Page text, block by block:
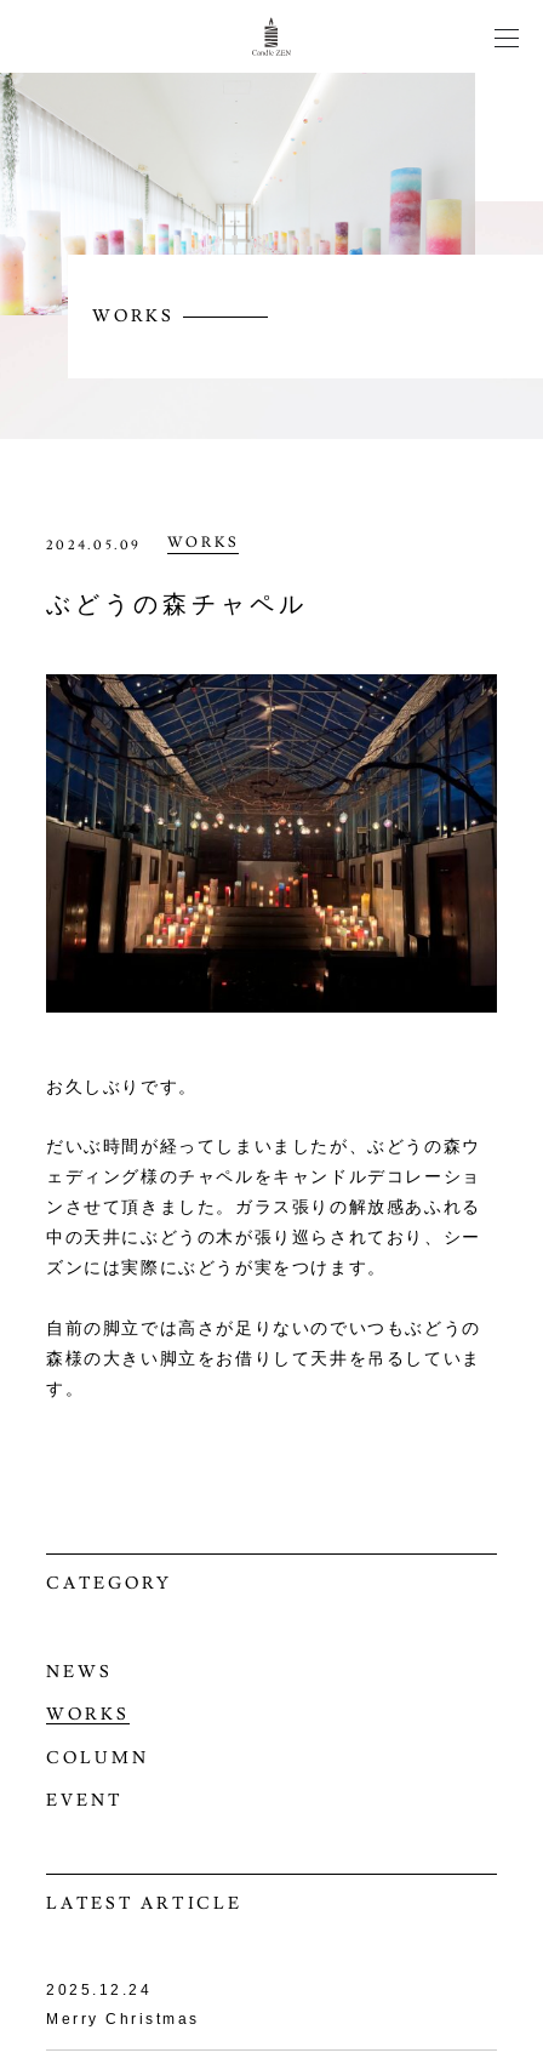
CANDLE WEDDING
WORKS
ITEM
WORKS
2024.05.09 WORKS
ぶどうの森チャペル
お久しぶりです。
だいぶ時間が経ってしまいましたが、ぶどうの森ウ
ェディング様のチャペルをキャンドルデコレーショ
ンさせて頂きました。ガラス張りの解放感あふれる
中の天井にぶどうの木が張り巡らされており、シー
ズンには実際にぶどうが実をつけます。
自前の脚立では高さが足りないのでいつもぶどうの
森様の大きい脚立をお借りして天井を吊るしていま
す。
CATEGORY
NEWS
WORKS
COLUMN
EVENT
LATEST ARTICLE
2025.12.24
Merry Christmas